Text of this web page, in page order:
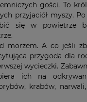
gości. To
przyjaciół myszy.
się w powietrze
morzem. A co jeśli
przygoda dla
wycieczki.
ich na
krabów, narwali,